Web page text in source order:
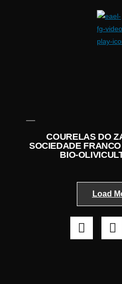
COURELAS DO
SOCIEDADE
BIO-
Load